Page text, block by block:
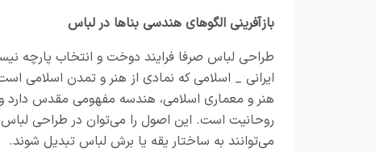
بازآفرینی الگوهای هندسی بناها در لباس
طراحی لباس صرفا فرایند دوخت و انتخاب پارچه
ایرانی _ اسلامی که نمادی از هنر و تمدن اسلامی
هنر و معماری اسلامی، هندسه مفهومی مقدس دارد
روحانیت است. این اصول را می‌توان در طراحی لباس
می‌توانند به ساختار یقه یا برش لباس تبدیل شوند.